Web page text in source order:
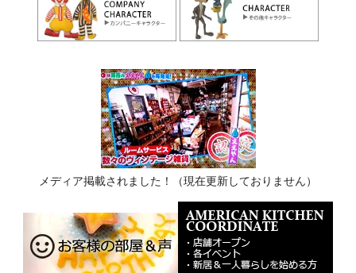
メディア掲載されました！（現在更新しておりません）